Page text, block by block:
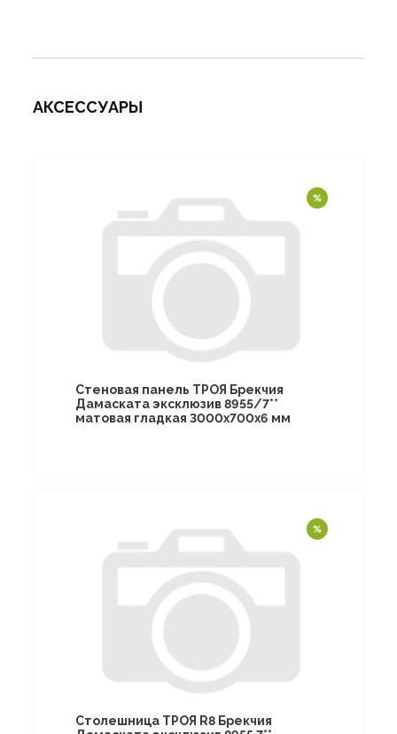
АКСЕССУАРЫ
Стеновая панель ТРОЯ Брекчия
Дамаската эксклюзив 8955/7**
матовая гладкая 3000х700х6 мм
Столешница ТРОЯ R8 Брекчия